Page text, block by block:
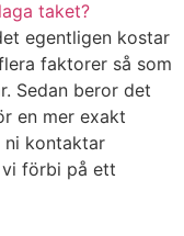
taket?
egentligen kostar
faktorer så som
Sedan beror det
en mer exakt
ni kontaktar
vi förbi på ett